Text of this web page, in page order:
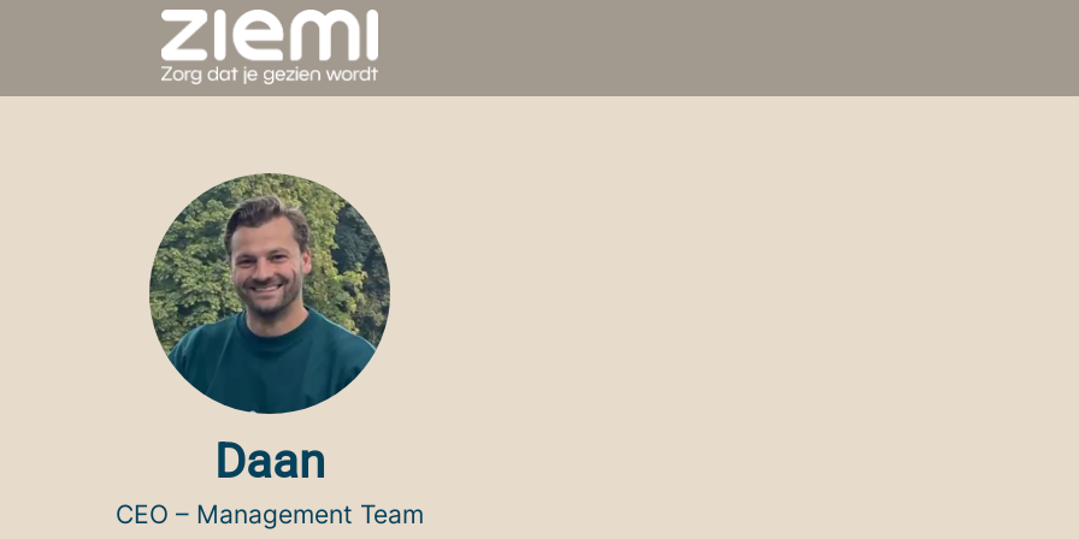
Daan
CEO – Management Team